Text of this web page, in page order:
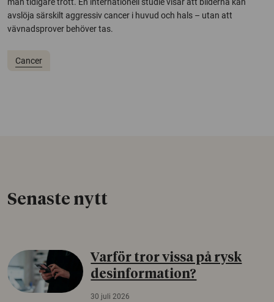
man tidigare trott. En internationell studie visar att bilderna kan
avslöja särskilt aggressiv cancer i huvud och hals – utan att
vävnadsprover behöver tas.
Cancer
Senaste nytt
Varför tror vissa på rysk
desinformation?
30 juli 2026